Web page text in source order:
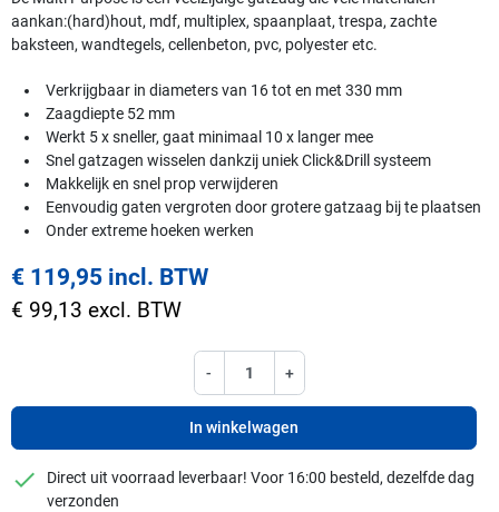
aankan:(hard)hout, mdf, multiplex, spaanplaat, trespa, zachte
baksteen, wandtegels, cellenbeton, pvc, polyester etc.
Verkrijgbaar in diameters van 16 tot en met 330 mm
Zaagdiepte 52 mm
Werkt 5 x sneller, gaat minimaal 10 x langer mee
Snel gatzagen wisselen dankzij uniek Click&Drill systeem
Makkelijk en snel prop verwijderen
Eenvoudig gaten vergroten door grotere gatzaag bij te plaatsen
Onder extreme hoeken werken
€ 119,95 incl. BTW
€ 99,13 excl. BTW
- +
In winkelwagen
checkmark
Direct uit voorraad leverbaar! Voor 16:00 besteld, dezelfde dag
verzonden